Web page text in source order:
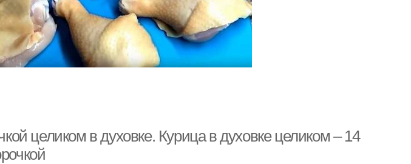
целиком в духовке. Курица в духовке целиком – 14